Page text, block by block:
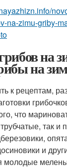
na-zimu-griby-
на
на
к рецептам,
что
так и
и
молодые